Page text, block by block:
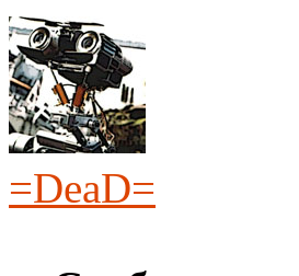
=DeaD=